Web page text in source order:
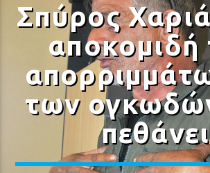
Current track
Σπύρος
αποκομιδή
των
πεθάνει